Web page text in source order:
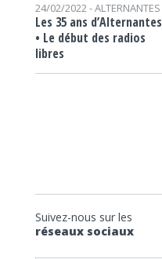
24/02/2022 -ALTERNANTES
Les 35 ans d’Alternantes
• Le début des radios
libres
Suivez-nous sur les
réseaux sociaux